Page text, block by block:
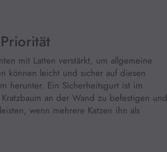
mit Latten verstärkt, um allgemeine
können leicht und sicher auf diesen
herunter. Ein Sicherheitsgurt ist im
an der Wand zu befestigen und
wenn mehrere Katzen ihn als